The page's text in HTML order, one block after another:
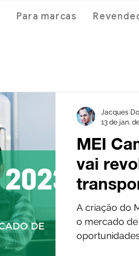
Para marcas
MEI
vai
A criação do
o mercado
Jacques
13 de jan.